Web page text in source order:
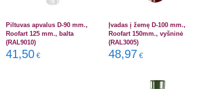
Piltuvas apvalus D-90 mm.,
Roofart 125 mm., balta
(RAL9010)
41,50 €
Įvadas į žemę D-100 mm.,
Roofart 150mm., vyšninė
(RAL3005)
48,97 €